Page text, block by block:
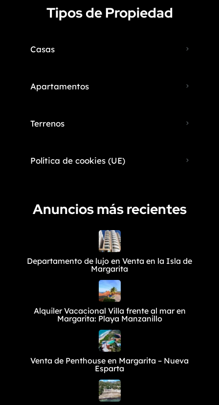
Tipos de Propiedad
Casas
Apartamentos
Terrenos
Política de cookies (UE)
Anuncios más recientes
Departamento de lujo en Venta en la Isla de
Margarita
Alquiler Vacacional Villa frente al mar en
Margarita: Playa Manzanillo
Venta de Penthouse en Margarita – Nueva
Esparta